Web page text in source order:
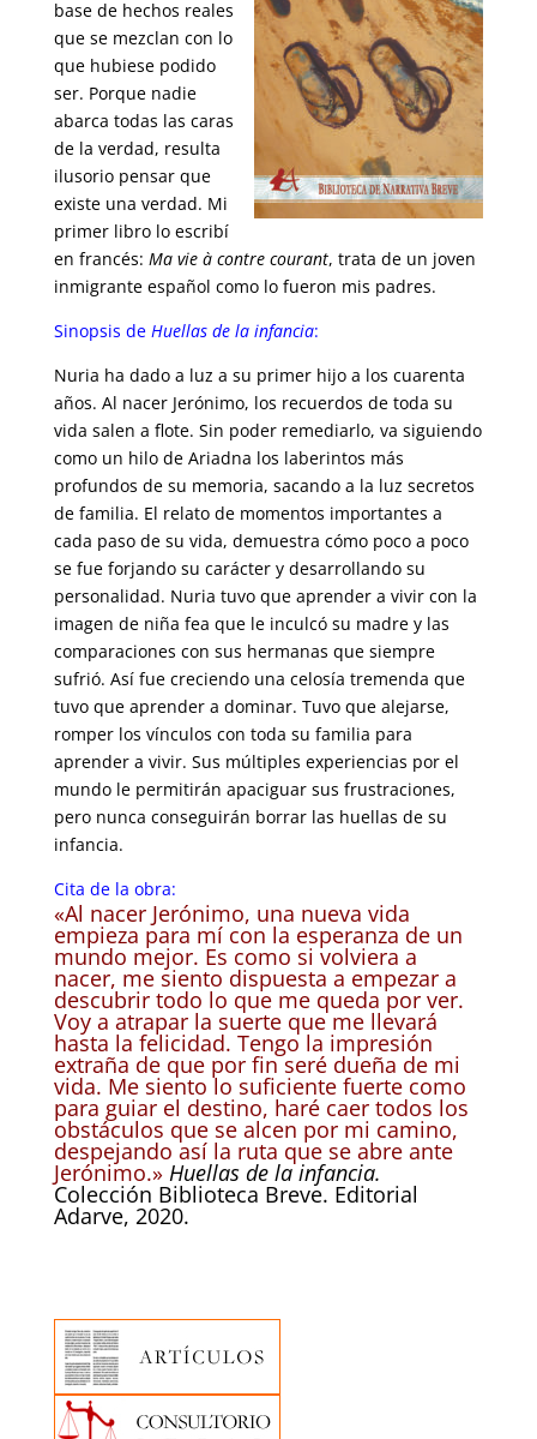
base de hechos reales
que se mezclan con lo
que hubiese podido
ser. Porque nadie
abarca todas las caras
de la verdad, resulta
ilusorio pensar que
existe una verdad. Mi
primer libro lo escribí
en francés: Ma vie à contre courant, trata de un joven
inmigrante español como lo fueron mis padres.
Sinopsis de Huellas de la infancia:
Nuria ha dado a luz a su primer hijo a los cuarenta
años. Al nacer Jerónimo, los recuerdos de toda su
vida salen a flote. Sin poder remediarlo, va siguiendo
como un hilo de Ariadna los laberintos más
profundos de su memoria, sacando a la luz secretos
de familia. El relato de momentos importantes a
cada paso de su vida, demuestra cómo poco a poco
se fue forjando su carácter y desarrollando su
personalidad. Nuria tuvo que aprender a vivir con la
imagen de niña fea que le inculcó su madre y las
comparaciones con sus hermanas que siempre
sufrió. Así fue creciendo una celosía tremenda que
tuvo que aprender a dominar. Tuvo que alejarse,
romper los vínculos con toda su familia para
aprender a vivir. Sus múltiples experiencias por el
mundo le permitirán apaciguar sus frustraciones,
pero nunca conseguirán borrar las huellas de su
infancia.
Cita de la obra:
«Al nacer Jerónimo, una nueva vida
empieza para mí con la esperanza de un
mundo mejor. Es como si volviera a
nacer, me siento dispuesta a empezar a
descubrir todo lo que me queda por ver.
Voy a atrapar la suerte que me llevará
hasta la felicidad. Tengo la impresión
extraña de que por fin seré dueña de mi
vida. Me siento lo suficiente fuerte como
para guiar el destino, haré caer todos los
obstáculos que se alcen por mi camino,
despejando así la ruta que se abre ante
Jerónimo.» Huellas de la infancia.
Colección Biblioteca Breve. Editorial
Adarve, 2020.